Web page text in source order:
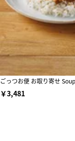
ごっつお便 お取り寄せ
￥3,481